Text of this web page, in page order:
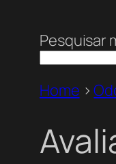
Pesquisar
Home >